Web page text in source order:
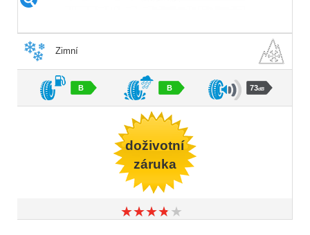
Zimní
B B 73dB
doživotní
záruka
★★★★★
★★★★★